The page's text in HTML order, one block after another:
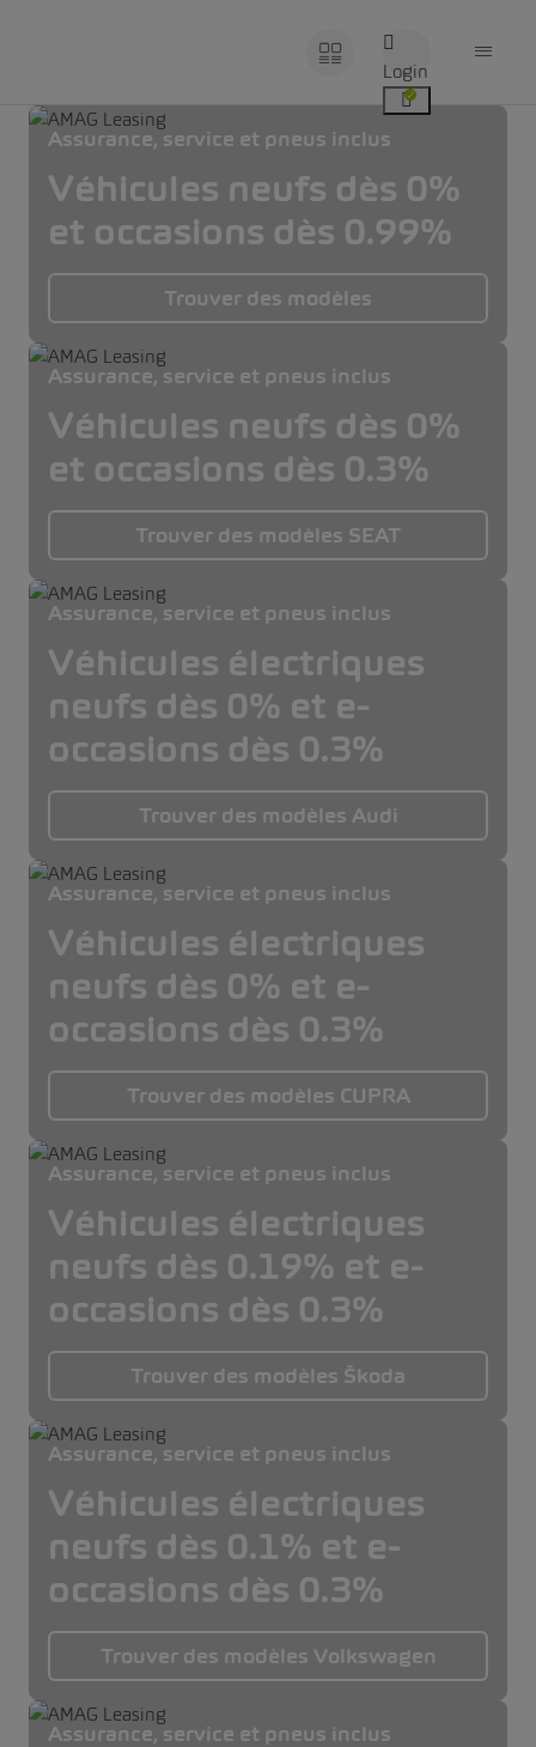
Login
Assurance, service et pneus inclus
Véhicules neufs dès 0%
et occasions dès 0.99%
Trouver des modèles
Assurance, service et pneus inclus
Véhicules neufs dès 0%
et occasions dès 0.3%
Trouver des modèles SEAT
Assurance, service et pneus inclus
Véhicules électriques
neufs dès 0% et e-
occasions dès 0.3%
Trouver des modèles Audi
Assurance, service et pneus inclus
Véhicules électriques
neufs dès 0% et e-
occasions dès 0.3%
Trouver des modèles CUPRA
Assurance, service et pneus inclus
Véhicules électriques
neufs dès 0.19% et e-
occasions dès 0.3%
Trouver des modèles Škoda
Assurance, service et pneus inclus
Véhicules électriques
neufs dès 0.1% et e-
occasions dès 0.3%
Trouver des modèles Volkswagen
Assurance, service et pneus inclus